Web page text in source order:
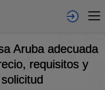
Aruba adecuada
requisitos y